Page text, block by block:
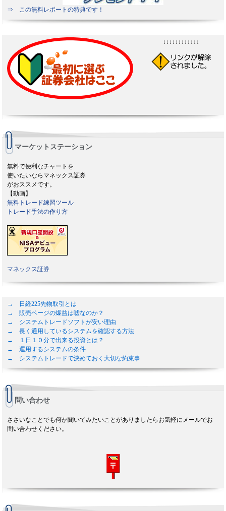
⇒ この無料レポートの特典です！
↓↓↓↓↓↓↓↓↓↓↓↓
マーケットステーション
無料で便利なチャートを
使いたいならマネックス証券
がおススメです。
【動画】
無料トレード練習ツール
トレード手法の作り方
マネックス証券
→ 日経225先物取引とは
→ 販売ページの爆益は嘘なのか？
→ システムトレードソフトが安い理由
→ 長く通用しているシステムを確認する方法
→ １日１０分で出来る投資とは？
→ 運用するシステムの条件
→ システムトレードで決めておく大切な約束事
問い合わせ
ささいなことでも何か聞いてみたいことがありましたらお気軽にメールでお
問い合わせください。